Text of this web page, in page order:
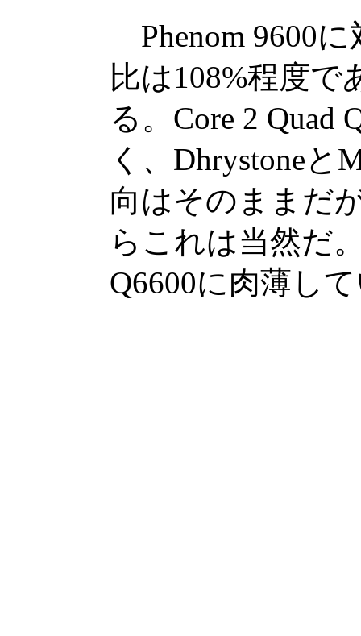
Phenom 9600に
比は108%程度
る。Core 2 Quad
く、Dhrystoneと
向はそのままだ
らこれは当然だ
Q6600に肉薄し